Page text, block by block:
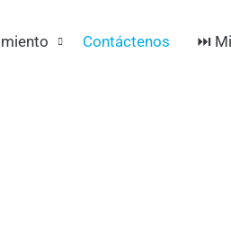
Contáctenos ⏭️ Mi